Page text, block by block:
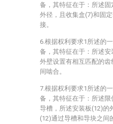
备，其特征在于：所述
外径，且收集盒(7)和固
接。
6.根据权利要求1所述的
备，其特征在于：所述
外壁设置有相互匹配的
间啮合。
7.根据权利要求1所述的
备，其特征在于：所述
导槽，所述安装板(12)的
(12)通过导槽和导块之间